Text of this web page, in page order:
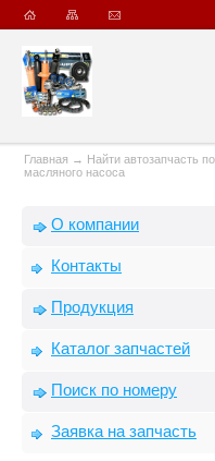
Главная → Найти автозапчасть
масляного насоса
О компании
Контакты
Продукция
Каталог запчастей
Поиск по номеру
Заявка на запчасть